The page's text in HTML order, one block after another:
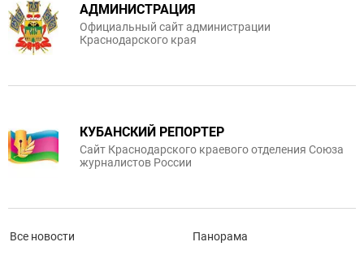
АДМИНИСТРАЦИЯ
Официальный сайт администрации
Краснодарского края
КУБАНСКИЙ РЕПОРТЕР
Сайт Краснодарского краевого отделения Союза
журналистов России
Все новости Панорама